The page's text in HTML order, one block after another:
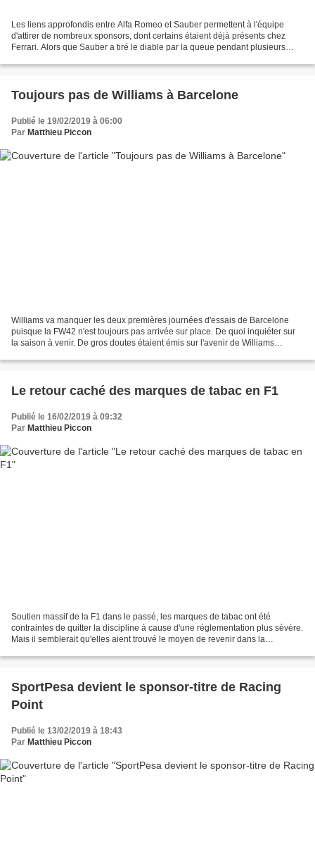
Les liens approfondis entre Alfa Romeo et Sauber permettent à l'équipe
d'attirer de nombreux sponsors, dont certains étaient déjà présents chez
Ferrari. Alors que Sauber a tiré le diable par la queue pendant plusieurs
Toujours pas de Williams à Barcelone
Publié le 19/02/2019 à 06:00
Par Matthieu Piccon
Williams va manquer les deux premières journées d'essais de Barcelone
puisque la FW42 n'est toujours pas arrivée sur place. De quoi inquiéter sur
la saison à venir. De gros doutes étaient émis sur l'avenir de Williams
Le retour caché des marques de tabac en F1
Publié le 16/02/2019 à 09:32
Par Matthieu Piccon
Soutien massif de la F1 dans le passé, les marques de tabac ont été
contraintes de quitter la discipline à cause d'une réglementation plus sévère.
Mais il semblerait qu'elles aient trouvé le moyen de revenir dans la
SportPesa devient le sponsor-titre de Racing
Point
Publié le 13/02/2019 à 18:43
Par Matthieu Piccon